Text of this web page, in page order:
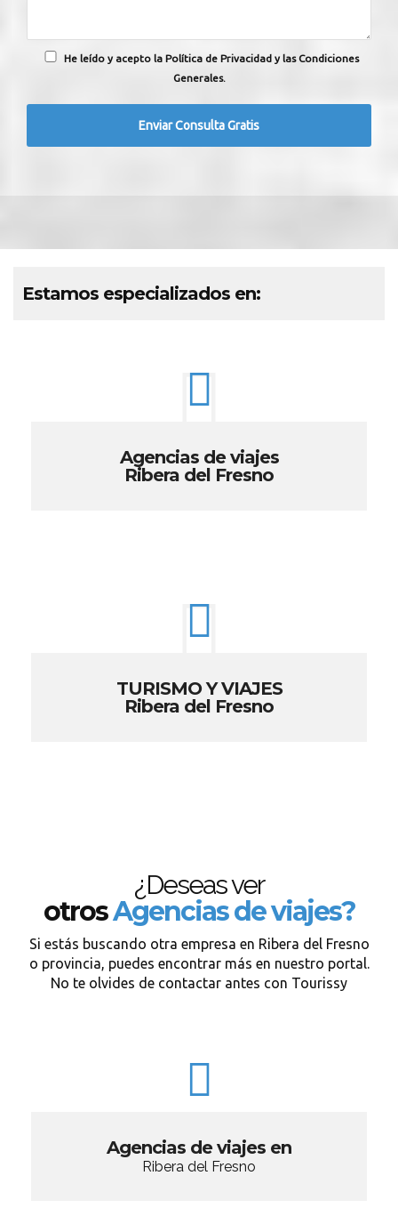
He leído y acepto la Política de Privacidad y las Condiciones
Generales.
Estamos especializados en:
Agencias de viajes
Ribera del Fresno
TURISMO Y VIAJES
Ribera del Fresno
¿Deseas ver
otrosAgencias de viajes?
Si estás buscando otra empresa en Ribera del Fresno
o provincia, puedes encontrar más en nuestro portal.
No te olvides de contactar antes con Tourissy
Agencias de viajes en
Ribera del Fresno